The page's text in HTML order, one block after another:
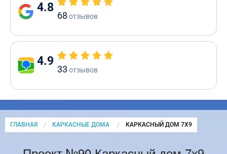
4.8
68 отзывов
4.9
33 отзывов
ГЛАВНАЯ КАРКАСНЫЕ ДОМА CURRENT:
КАРКАСНЫЙ ДОМ 7Х9